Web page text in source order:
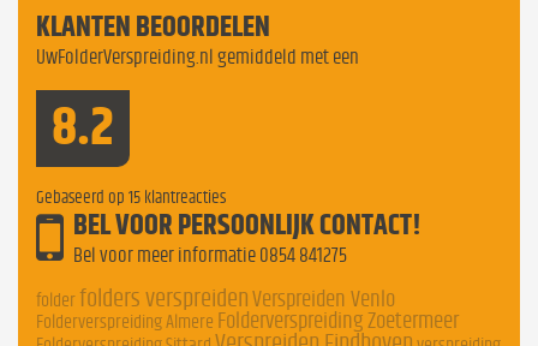
KLANTEN BEOORDELEN
UwFolderVerspreiding.nl gemiddeld met een
8.2
Gebaseerd op 15 klantreacties
BEL VOOR PERSOONLIJK CONTACT!
Bel voor meer informatie 0854 841275
folder folders verspreiden Verspreiden Venlo
Folderverspreiding Almere Folderverspreiding Zoetermeer